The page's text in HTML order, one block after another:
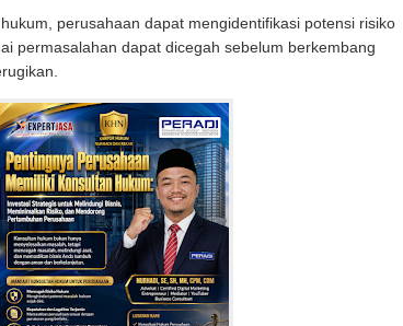
perusahaan dapat mengidentifikasi potensi risiko
permasalahan dapat dicegah sebelum berkembang